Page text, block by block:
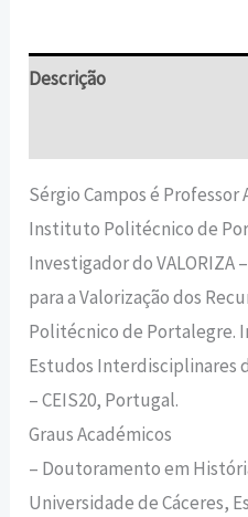
Descrição
Sérgio Campos é
Instituto Politécnico de
Investigador do VALORIZA
para a Valorização dos
Politécnico de Portalegre.
Estudos Interdisciplinares
– CEIS20, Portugal.
Graus Académicos
– Doutoramento em
Universidade de Cáceres,